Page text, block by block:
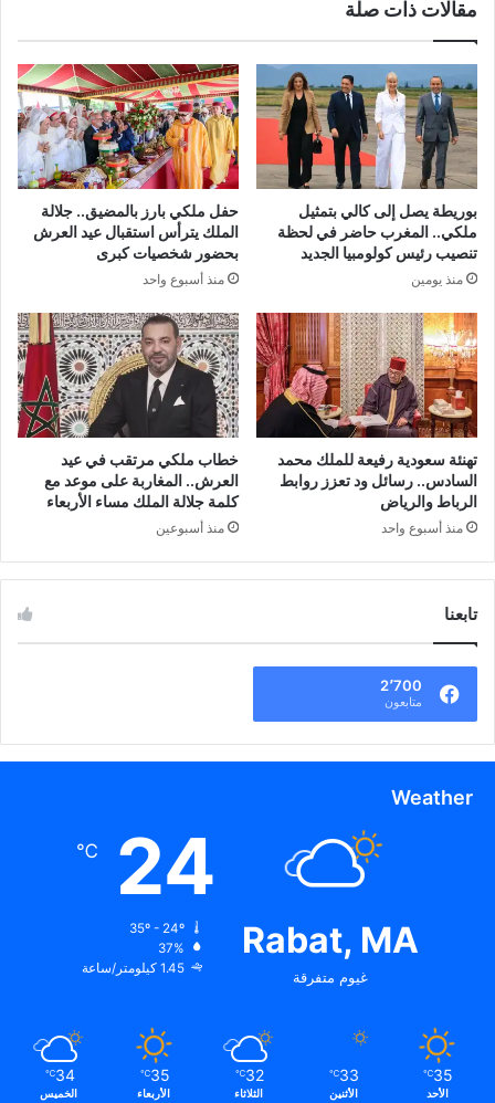
مقالات ذات صلة
بوريطة يصل إلى كالي بتمثيل
ملكي.. المغرب حاضر في لحظة
تنصيب رئيس كولومبيا الجديد
منذ يومين
حفل ملكي بارز بالمضيق.. جلالة
الملك يترأس استقبال عيد العرش
بحضور شخصيات كبرى
منذ أسبوع واحد
تهنئة سعودية رفيعة للملك محمد
السادس.. رسائل ود تعزز روابط
الرباط والرياض
منذ أسبوع واحد
خطاب ملكي مرتقب في عيد
العرش.. المغاربة على موعد مع
كلمة جلالة الملك مساء الأربعاء
منذ أسبوعين
تابعنا
2٬700
متابعون
Weather
Rabat, MA
غيوم متفرقة
24
℃
37%
1.45 كيلومتر/ساعة
35
℃
الأحد
33
℃
الأثنين
32
℃
الثلاثاء
35
℃
الأربعاء
34
℃
الخميس